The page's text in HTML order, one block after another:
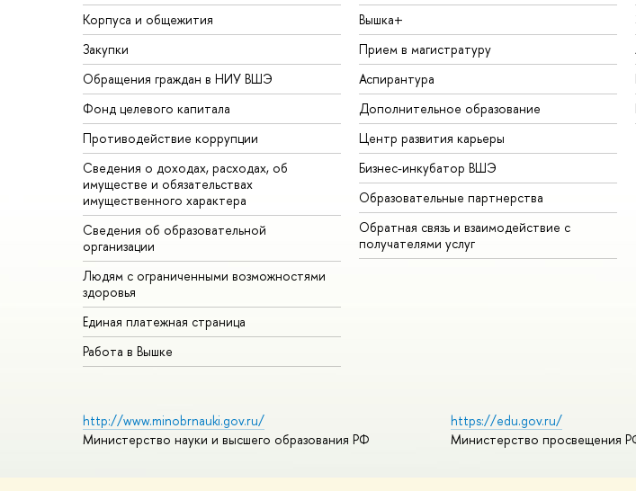
Корпуса и общежития
Закупки
Обращения граждан в НИУ ВШЭ
Фонд целевого капитала
Противодействие коррупции
Сведения о доходах, расходах, об
имуществе и обязательствах
имущественного характера
Сведения об образовательной
организации
Людям с ограниченными возможностями
здоровья
Единая платежная страница
Работа в Вышке
Вышка+
Прием в магистратуру
Аспирантура
Дополнительное образование
Центр развития карьеры
Бизнес-инкубатор ВШЭ
Образовательные партнерства
Обратная связь и взаимодействие с
получателями услуг
http://www.minobrnauki.gov.ru/
Министерство науки и высшего образования РФ
https://edu.gov.ru/
Министерство просвещения